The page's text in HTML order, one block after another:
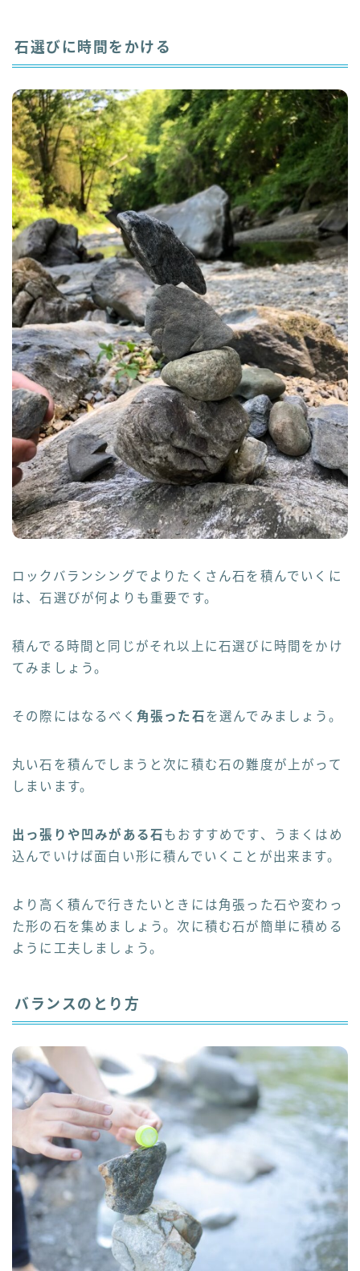
石選びに時間をかける
ロックバランシングでよりたくさん石を積んでいくに
は、石選びが何よりも重要です。
積んでる時間と同じがそれ以上に石選びに時間をかけ
てみましょう。
その際にはなるべく 角張った石を選んでみましょう。
丸い石を積んでしまうと次に積む石の難度が上がって
しまいます。
出っ張りや凹みがある石もおすすめです、うまくはめ
込んでいけば面白い形に積んでいくことが出来ます。
より高く積んで行きたいときには角張った石や変わっ
た形の石を集めましょう。次に積む石が簡単に積める
ように工夫しましょう。
バランスのとり方